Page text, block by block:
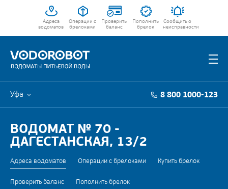
Адреса
водоматов
Операции с
брелоками
Проверить
баланс
Пополнить
брелок
Сообщить о
неисправности
Уфа 8 800 1000-123
ВОДОМАТ № 70 -
ДАГЕСТАНСКАЯ, 13/2
Адреса водоматов Операции с брелоками Купить брелок
Проверить баланс Пополнить брелок